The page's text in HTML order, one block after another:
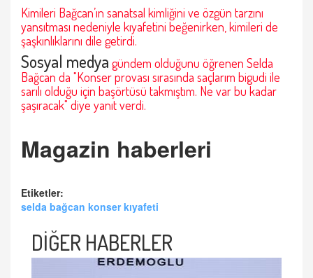
Kimileri Bağcan’ın sanatsal kimliğini ve özgün tarzını
yansıtması nedeniyle kıyafetini beğenirken, kimileri de
şaşkınlıklarını dile getirdi.
Sosyal medya gündem olduğunu öğrenen Selda
Bağcan da "Konser provası sırasında saçlarım bigudi ile
sarılı olduğu için başörtüsü takmıştım. Ne var bu kadar
şaşıracak" diye yanıt verdi.
Magazin haberleri
Etiketler:
selda bağcan konser kıyafeti
DİĞER HABERLER